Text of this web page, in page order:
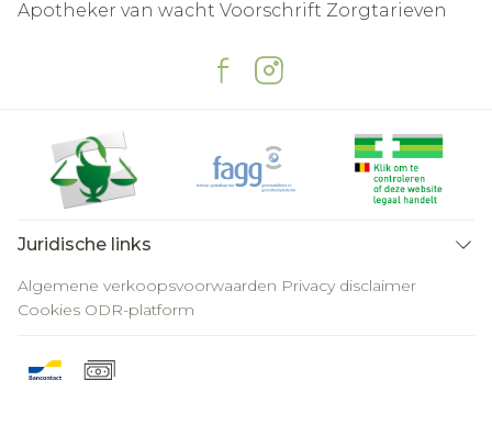
Apotheker van wacht Voorschrift Zorgtarieven
Juridische links
Algemene verkoopsvoorwaarden Privacy disclaimer
Cookies ODR-platform